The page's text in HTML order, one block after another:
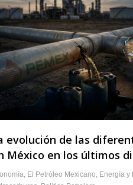
evolución de las
México en los últimos
El Petróleo Mexicano Energía y